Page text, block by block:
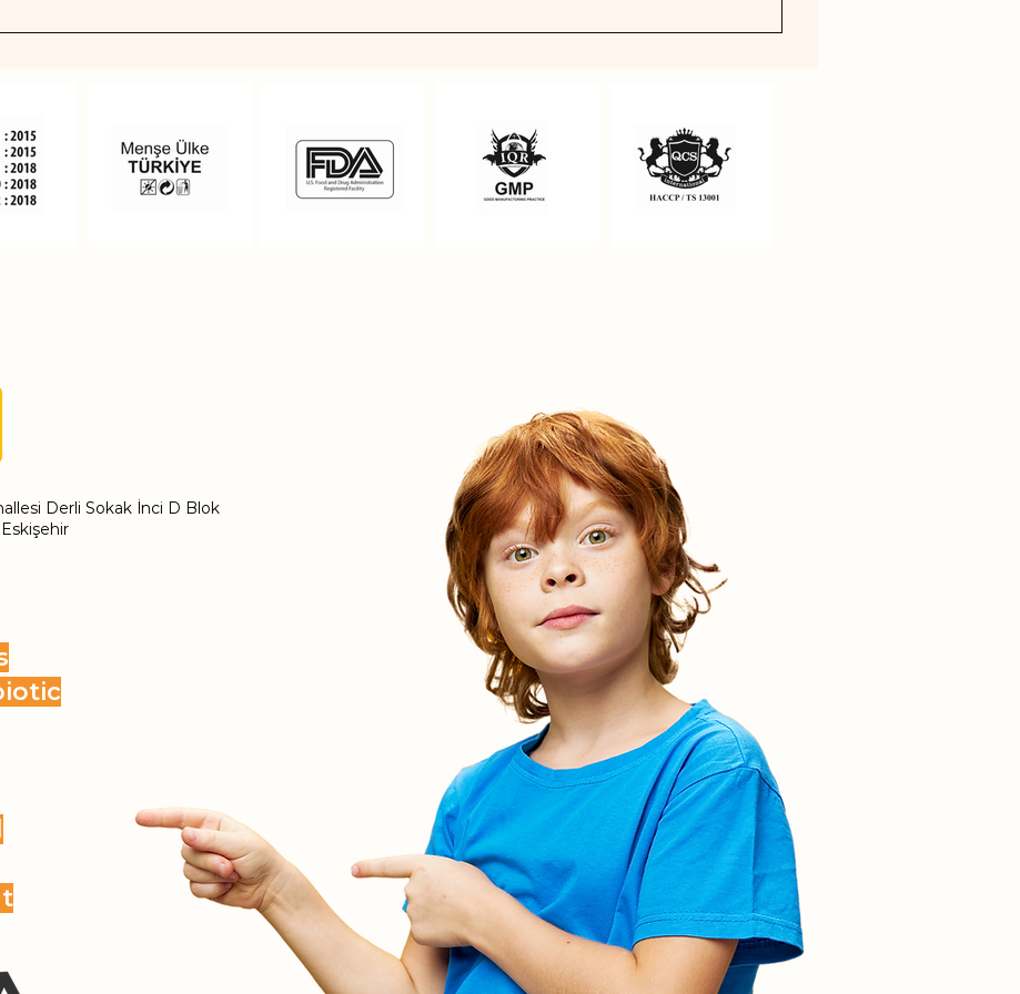
asitleri vücudumuz tarafından üretilmediği için günlük beslenme düzeninde Omega-3 içerikli
Derli Sokak İnci D Blok
Eskişehir